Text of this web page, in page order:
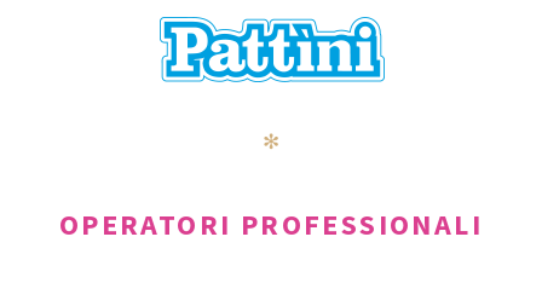
✻
OPERATORI PROFESSIONALI